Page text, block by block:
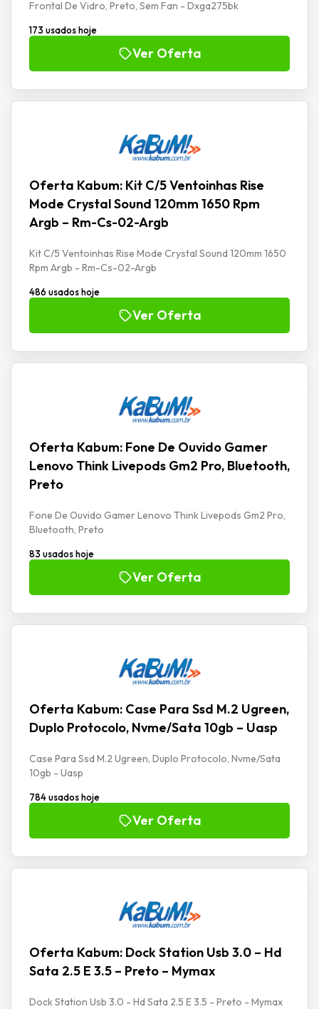
Frontal De Vidro, Preto, Sem Fan - Dxga275bk
173 usados hoje
Ver Oferta
Oferta Kabum: Kit C/5 Ventoinhas Rise
Mode Crystal Sound 120mm 1650 Rpm
Argb – Rm-Cs-02-Argb
Kit C/5 Ventoinhas Rise Mode Crystal Sound 120mm 1650
Rpm Argb - Rm-Cs-02-Argb
486 usados hoje
Ver Oferta
Oferta Kabum: Fone De Ouvido Gamer
Lenovo Think Livepods Gm2 Pro, Bluetooth,
Preto
Fone De Ouvido Gamer Lenovo Think Livepods Gm2 Pro,
Bluetooth, Preto
83 usados hoje
Ver Oferta
Oferta Kabum: Case Para Ssd M.2 Ugreen,
Duplo Protocolo, Nvme/Sata 10gb – Uasp
Case Para Ssd M.2 Ugreen, Duplo Protocolo, Nvme/Sata
10gb - Uasp
784 usados hoje
Ver Oferta
Oferta Kabum: Dock Station Usb 3.0 – Hd
Sata 2.5 E 3.5 – Preto – Mymax
Dock Station Usb 3.0 - Hd Sata 2.5 E 3.5 - Preto - Mymax